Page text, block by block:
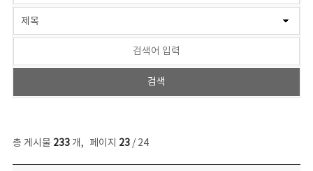
총 게시물 233개, 페이지 23/ 24
보도자료 목록 - 번호, 제목, 작성자, 파일, 조회수, 작성일 정보 제공